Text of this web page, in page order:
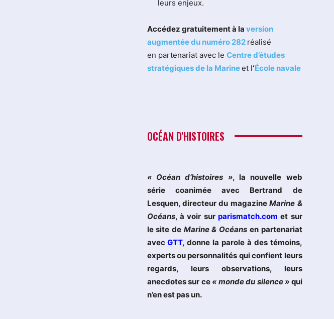
leurs enjeux.
Accédez gratuitement à la version
augmentée du numéro 282 réalisé
en partenariat avec le Centre d’études
stratégiques de la Marineet l‘École navale
OCÉAN D'HISTOIRES
« Océan d’histoires », la nouvelle web
série coanimée avec Bertrand de
Lesquen, directeur du magazineMarine &
Océans, à voir sur parismatch.com et sur
le site de Marine & Océans en partenariat
avecGTT, donne la parole à des témoins,
experts ou personnalités qui confient leurs
regards, leurs observations, leurs
anecdotes sur ce « monde du silence » qui
n’en est pas un.